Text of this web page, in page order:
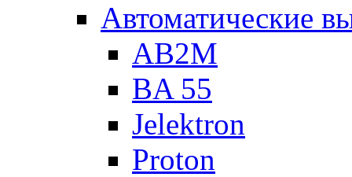
Автоматические
AB2M
BA 55
Jelektron
Proton